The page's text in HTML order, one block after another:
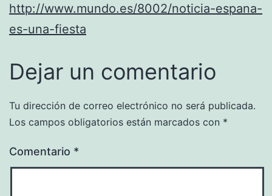
http://www.mundo.es/8002/noticia-espana-
es-una-fiesta
Dejar un comentario
Tu dirección de correo electrónico no será publicada.
Los campos obligatorios están marcados con *
Comentario *